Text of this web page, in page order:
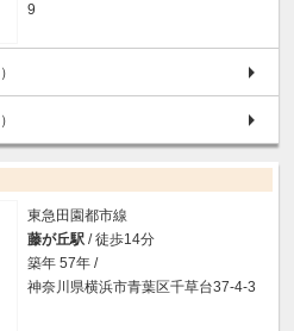
9
）
）
東急田園都市線
藤が丘駅 / 徒歩14分
築年 57年 /
神奈川県横浜市青葉区千草台37-4-3